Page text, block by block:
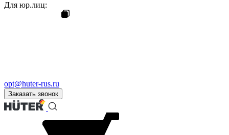
Для юр.лиц:
opt@huter-rus.ru
Заказать звонок